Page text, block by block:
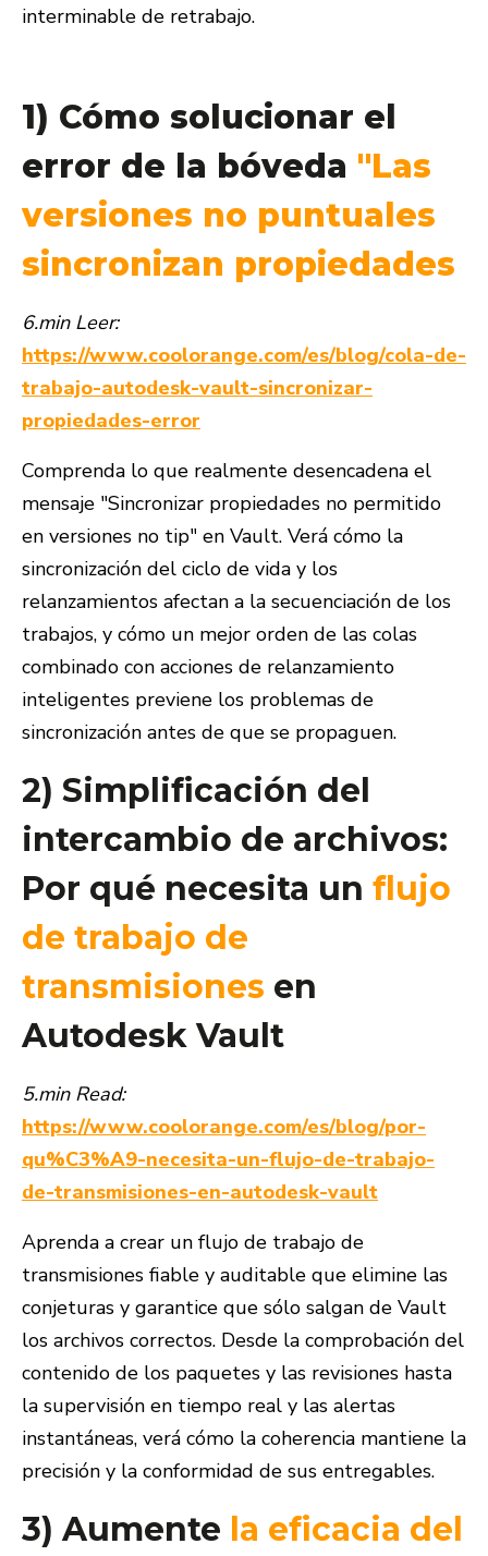
interminable de retrabajo.
1) Cómo solucionar el
error de la bóveda "Las
versiones no puntuales
sincronizan propiedades
6.min Leer:
https://www.coolorange.com/es/blog/cola-de-
trabajo-autodesk-vault-sincronizar-
propiedades-error
Comprenda lo que realmente desencadena el
mensaje "Sincronizar propiedades no permitido
en versiones no tip" en Vault. Verá cómo la
sincronización del ciclo de vida y los
relanzamientos afectan a la secuenciación de los
trabajos, y cómo un mejor orden de las colas
combinado con acciones de relanzamiento
inteligentes previene los problemas de
sincronización antes de que se propaguen.
2) Simplificación del
intercambio de archivos:
Por qué necesita un flujo
de trabajo de
transmisiones en
Autodesk Vault
5.min Read:
https://www.coolorange.com/es/blog/por-
qu%C3%A9-necesita-un-flujo-de-trabajo-
de-transmisiones-en-autodesk-vault
Aprenda a crear un flujo de trabajo de
transmisiones fiable y auditable que elimine las
conjeturas y garantice que sólo salgan de Vault
los archivos correctos. Desde la comprobación del
contenido de los paquetes y las revisiones hasta
la supervisión en tiempo real y las alertas
instantáneas, verá cómo la coherencia mantiene la
precisión y la conformidad de sus entregables.
3) Aumente la eficacia del